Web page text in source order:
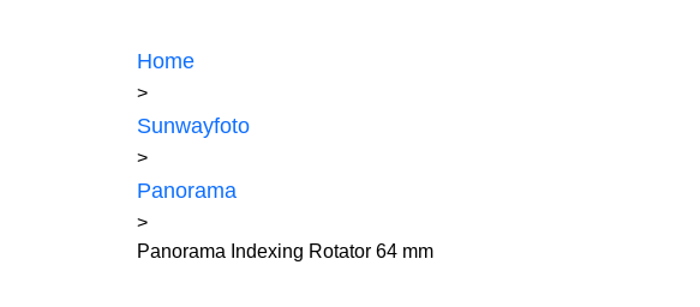
Home
>
Sunwayfoto
>
Panorama
>
Panorama Indexing Rotator 64 mm